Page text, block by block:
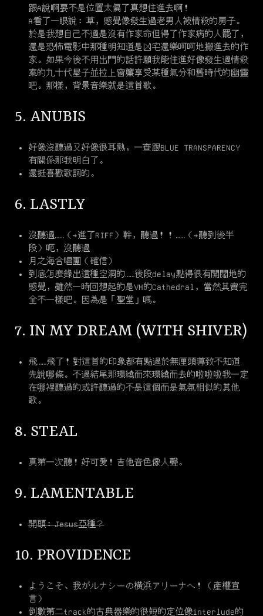
跟A說啊要不是位置太偏了真想住進去啊！
A看了一眼說：草，感覺像發生過老男人被情殺的房子。
於是我想自己不過是沒有作家命但得了作家病的人罷了，
還是恐怖電影中那種明知道是凶宅還樂呵呵地搬進去的作
家。如果今後不用出門的話許願我能住進好像發生過情殺
案的九十代屋子並拉上窗簾享受某種氣分和舊時代的幽靈
吧。那樣，背景音樂就是這首歌。
5. ANUBIS
好像沒聽過又好像很耳熟，一查跟BLUE TRANSPARENCY
有關係那我明白了。
還挺喜歡歌詞的。
6. LASTLY
沒聽過……（→進了RIFF）幹，聽過！！……（→聽到後半
段）呃，沒聽過
月之海合唱團（確信）
到底怎麼錄出這種空洞的……後段delay點得很有開闊地的
感覺，雖然一時回想起的是VH的Cathedral，當然其實完
全不一樣吧。因為是「聖堂」嗎。
7. IN MY DREAM (WITH SHIVER)
飛……飛了！對這首的印象都有點過於無厘頭導致不知道
先說哪條。不過結尾那環繞而來環繞而去的啦啦啦我一定
在哪裡聽過的或許聽過的不是這個而是氣氛相似的其他
歌。
8. STEAL
真第一次聽！好可愛！吉他音色像人聲。
9. LAMENTABLE
開頭：Jesus亞種？
10. PROVIDENCE
ようこそ、我がルナシー の横浜アリーナ へ！（產權宣
言）
倒數第二track的古典器樂的很短的定位像interlude的